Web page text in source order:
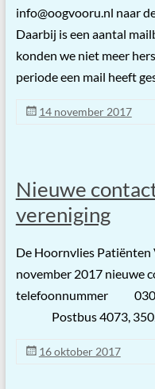
info@oogvooru.nl naar
Daarbij is een aantal
konden we niet meer
periode een mail heeft
14 november 2017
Nieuwe
vereniging
De Hoornvlies Patiënten
november 2017 nieuwe
telefoonnummer
Postbus 4073, 3502
16 oktober 2017